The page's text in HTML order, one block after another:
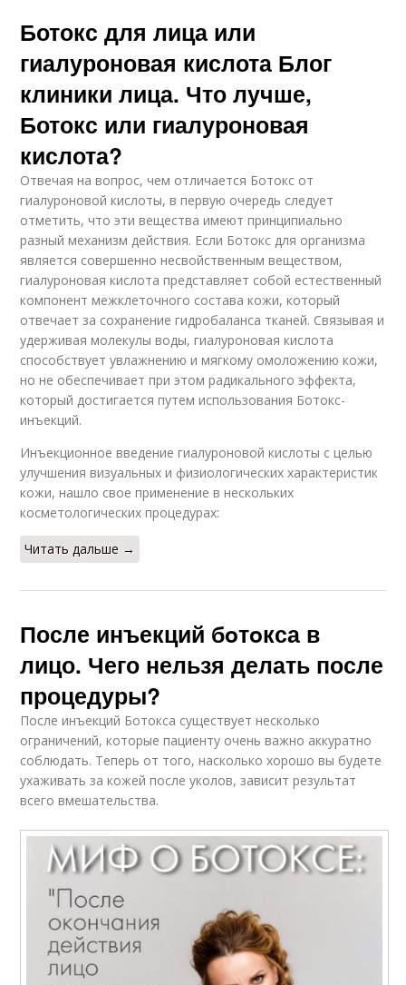
Ботокс для лица или
гиалуроновая кислота Блог
клиники лица. Что лучше,
Ботокс или гиалуроновая
кислота?
Отвечая на вопрос, чем отличается Ботокс от
гиалуроновой кислоты, в первую очередь следует
отметить, что эти вещества имеют принципиально
разный механизм действия. Если Ботокс для организма
является совершенно несвойственным веществом,
гиалуроновая кислота представляет собой естественный
компонент межклеточного состава кожи, который
отвечает за сохранение гидробаланса тканей. Связывая и
удерживая молекулы воды, гиалуроновая кислота
способствует увлажнению и мягкому омоложению кожи,
но не обеспечивает при этом радикального эффекта,
который достигается путем использования Ботокс-
инъекций.
Инъекционное введение гиалуроновой кислоты с целью
улучшения визуальных и физиологических характеристик
кожи, нашло свое применение в нескольких
косметологических процедурах:
Читать дальше →
После инъекций бoтoкса в
лицо. Чего нельзя делать после
процедуры?
После инъекций Ботокса существует несколько
ограничений, которые пациенту очень важно аккуратно
соблюдать. Теперь от того, насколько хорошо вы будете
ухаживать за кожей после уколов, зависит результат
всего вмешательства.